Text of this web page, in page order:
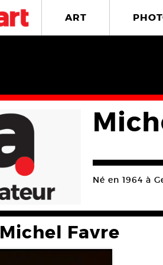
ART
Né en 1964 à
Michel Favre